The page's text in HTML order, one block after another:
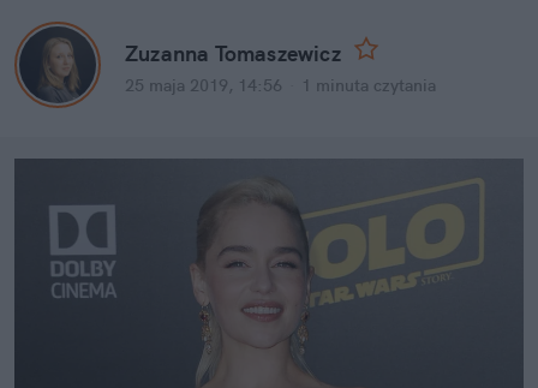
Zuzanna Tomaszewicz
25 maja 2019, 14:56 1 minuta czytania